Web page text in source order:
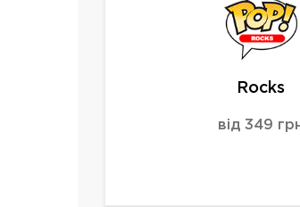
Rocks
від 349